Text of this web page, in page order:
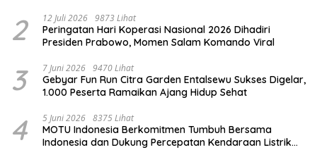
2 12 Juli 2026 9873 Lihat
Peringatan Hari Koperasi Nasional 2026 Dihadiri
Presiden Prabowo, Momen Salam Komando Viral
3 7 Juni 2026 9470 Lihat
Gebyar Fun Run Citra Garden Entalsewu Sukses Digelar,
1.000 Peserta Ramaikan Ajang Hidup Sehat
4 5 Juni 2026 8375 Lihat
MOTU Indonesia Berkomitmen Tumbuh Bersama
Indonesia dan Dukung Percepatan Kendaraan Listrik